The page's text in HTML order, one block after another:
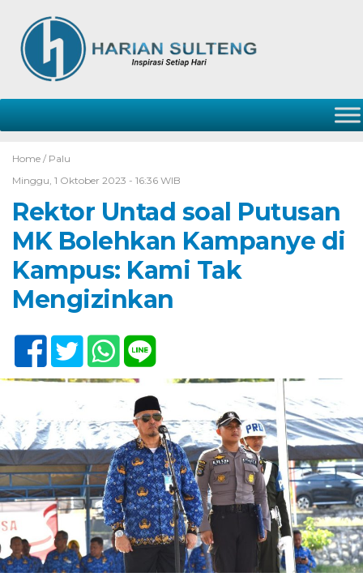
Home / Palu
Minggu, 1 Oktober 2023 - 16:36 WIB
Rektor Untad soal Putusan
MK Bolehkan Kampanye di
Kampus: Kami Tak
Mengizinkan